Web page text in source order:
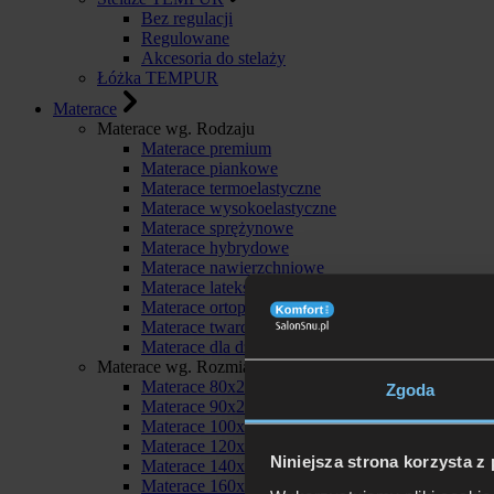
Zgoda
Niniejsza strona korzysta z
Bez regulacji
Regulowane
Akcesoria do stelaży
Łóżka TEMPUR
Materace
Materace wg. Rodzaju
Materace premium
Materace piankowe
Materace termoelastyczne
Materace wysokoelastyczne
Materace sprężynowe
Materace hybrydowe
Materace nawierzchniowe
Materace lateksowe
Materace ortopedyczne
Materace twarde
Materace dla dzieci
Materace wg. Rozmiaru
Materace 80x200
Materace 90x200
Materace 100x200
Materace 120x200
Materace 140x200
Materace 160x200